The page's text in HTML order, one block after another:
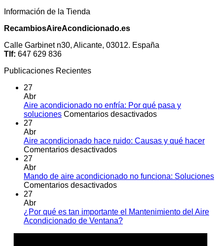
Información de la Tienda
RecambiosAireAcondicionado.es
Calle Garbinet n30, Alicante, 03012. España
Tlf: 647 629 836
Publicaciones Recientes
27
Abr
Aire acondicionado no enfría: Por qué pasa y
soluciones Comentarios desactivadosen
no
pasa
27
Abr
Aire acondicionado hace ruido: Causas y qué hacer
Comentarios desactivadosen
hace
ruido:
qué
hacer
27
Abr
Mando de aire acondicionado no funciona: Soluciones
Comentarios desactivadosen
aire
acondicionado
27
Abr
¿Por qué es tan importante el Mantenimiento del Aire
Acondicionado de Ventana?No